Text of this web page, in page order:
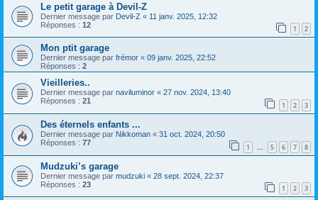
Le petit garage à Devil-Z
Dernier message par Devil-Z « 11 janv. 2025, 12:32
Réponses : 12 1 2
Mon ptit garage
Dernier message par frémor « 09 janv. 2025, 22:52
Réponses : 2
Vieilleries..
Dernier message par naviluminor « 27 nov. 2024, 13:40
Réponses : 21 1 2 3
Des éternels enfants ...
Dernier message par Nikkoman « 31 oct. 2024, 20:50
Réponses : 77 1 … 5 6 7 8
Mudzuki’s garage
Dernier message par mudzuki « 28 sept. 2024, 22:37
Réponses : 23 1 2 3